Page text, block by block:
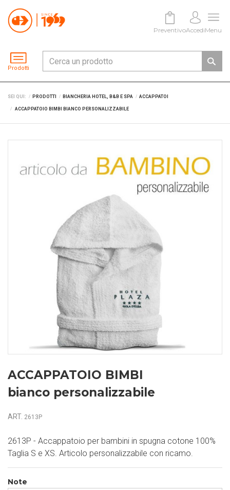
Prodotti
PreventivoAccediMenu
SEI QUI: PRODOTTI BIANCHERIA HOTEL, B&B E SPA ACCAPPATOI
ACCAPPATOIO BIMBI BIANCO PERSONALIZZABILE
ACCAPPATOIO BIMBI
bianco personalizzabile
ART. 2613P
2613P - Accappatoio per bambini in spugna cotone 100%
Taglia S e XS. Articolo personalizzabile con ricamo.
Note